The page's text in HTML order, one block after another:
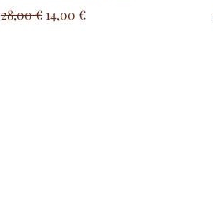
Prezzo regolare
28,00 € Prezzo scontato
14,00 €